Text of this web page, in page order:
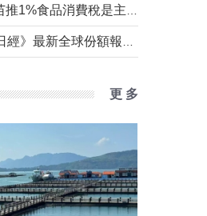
更 多